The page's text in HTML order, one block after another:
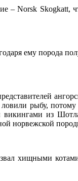
– Norsk Skogkatt,
ему порода
рыбу,
викингами из
норвежской
хищными